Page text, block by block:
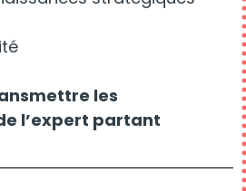
les
l’expert partant